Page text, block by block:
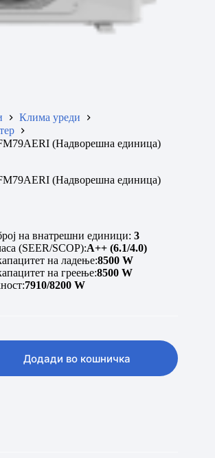
Клима уреди
(Надворешна единица)
(Надворешна единица)
на внатрешни единици: 3
(SEER/SCOP):A++ (6.1/4.0)
на ладење:8500 W
на греење:8500 W
7910/8200 W
Додади во кошничка